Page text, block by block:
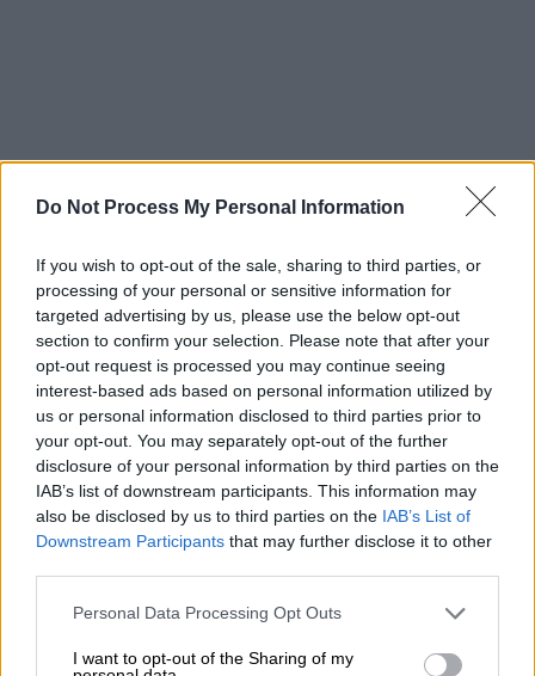
Do Not Process My Personal Information
If you wish to opt-out of the sale, sharing to third parties, or
processing of your personal or sensitive information for
targeted advertising by us, please use the below opt-out
section to confirm your selection. Please note that after your
opt-out request is processed you may continue seeing
interest-based ads based on personal information utilized by
us or personal information disclosed to third parties prior to
your opt-out. You may separately opt-out of the further
disclosure of your personal information by third parties on the
IAB’s list of downstream participants. This information may
also be disclosed by us to third parties on the IAB’s List of
Downstream Participants that may further disclose it to other
Please note that this website/app uses one or more Google
not limited to your visit or usage behaviour. You may click to
Personal Data Processing Opt Outs
I want to opt-out of the Sharing of my
Οι απαγωγείς του επιχειρηματία είχαν κάνει
γνωστές τις απαιτήσεις τους στην
οικογένεια, ζητώντας το ποσό του ενός
εκατομμυρίου ευρώ. Από την πρώτη στιγμή
της εξαφάνισης τουεπιχειρηματία
ανταλλακτικώνδύο ήταν οι κρίσιμες
καταθέσεις για την έρευνα της υπόθεσης. Η
μία είναι του αδελφού του 40χρονου και η
δεύτερη είναι της φίλης του, με την οποία
μιλούσε στο κινητό την ώρα που τον